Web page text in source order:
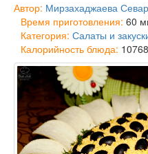
Автор: Мирзахаджаева
Время приготовления: 60
Категория: Салаты и
Калорийность блюда: